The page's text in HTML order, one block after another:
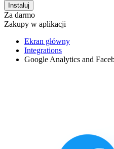
Instaluj
Za darmo
Zakupy w aplikacji
Ekran główny
Integrations
Google Analytics and